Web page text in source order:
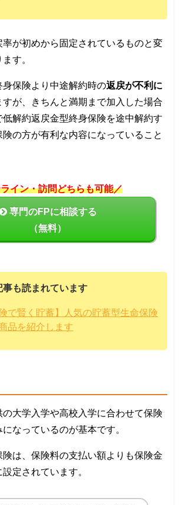
が初めから固定されているものと変
す。
保険より中途解約時の返戻が不利に
すが、きちんと満期まで加入した場合
解約返戻金型終身保険を途中解約す
険の方が有利な内容になっていること
イン・訪問どちらも可能／
専門のFPに相談する
（無料）
事も読まれています
で賢く貯蓄】人気の貯蓄型生命保険
品を紹介します
大学入学や高校入学に合わせて保険
なっているのが基本です。
は、保険料の支払い額よりも保険金
定されています。